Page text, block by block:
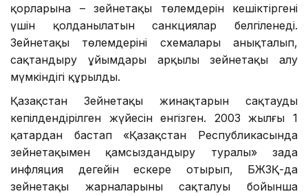
қорларына – зейнетақы төлемдерін кешіктіргені
үшін қолданылатын санкциялар белгіленеді.
Зейнетақы төлемдерінің схемалары анықталып,
сақтандыру ұйымдары арқылы зейнетақы алу
мүмкіндігі құрылды.
Қазақстан Зейнетақы жинақтарын сақтаудың
кепілдендірілген жүйесін енгізген. 2003 жылғы 1
қаңтардан бастап «Қазақстан Республикасында
зейнетақымен қамсыздандыру туралы» заңда
инфляция деңгейін ескере отырып, БЖЗҚ-да
зейнетақы жарналарының сақталуы бойынша